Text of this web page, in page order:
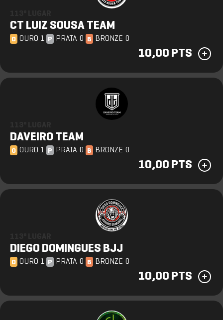
CT LUIZ SOUSA TEAM
O OURO 1 P PRATA 0 B BRONZE 0
10,00 PTS
DAVEIRO TEAM
O OURO 1 P PRATA 0 B BRONZE 0
10,00 PTS
DIEGO DOMINGUES BJJ
O OURO 1 P PRATA 0 B BRONZE 0
10,00 PTS